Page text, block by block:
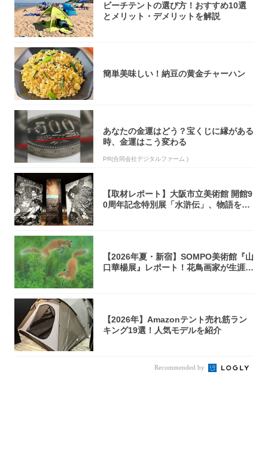
ビーチテントの選び方！おすすめ10選
とメリット・デメリットを解説
簡単美味しい！納豆の黄金チャーハン
あなたの金運はどう？宝くじに縁がある
時、金運はこう変わる
PR(合同会社デジタルファーム )
【取材レポート】大阪市立美術館 開館9
0周年記念特別展「水滸伝」、物語を知
【2026年夏・新宿】SOMPO美術館『山
口華楊展』レポート！花鳥画家が生涯描
【2026年】Amazonテント売れ筋ラン
キング19選！人気モデルを紹介
Recommended by